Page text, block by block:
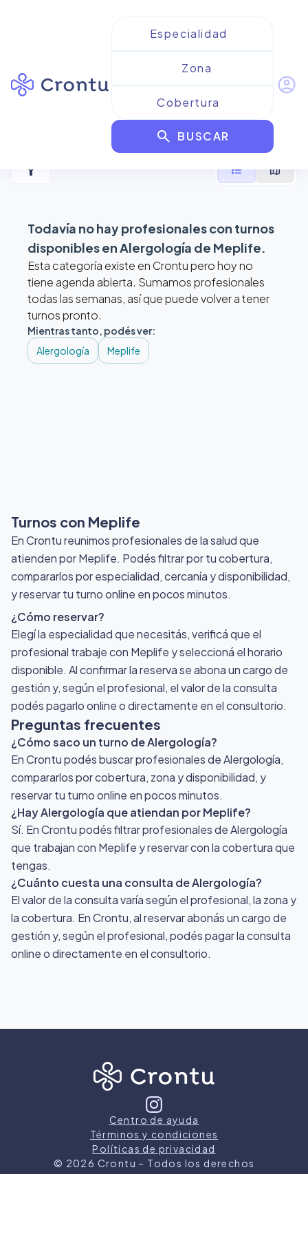
search BUSCAR
account_circle
Resultados paraAlergología
de Meplife
filter_alt format_list_bulleted map
Todavía no hay profesionales con turnos
disponibles enAlergología de Meplife.
Esta categoría existe en Crontu pero hoy no
tiene agenda abierta. Sumamos profesionales
todas las semanas, así que puede volver a tener
turnos pronto.
Mientras tanto, podés ver:
Alergología
Meplife
Turnos con Meplife
En Crontu reunimos profesionales de la salud que
atienden por Meplife. Podés filtrar por tu cobertura,
compararlos por especialidad, cercanía y disponibilidad,
y reservar tu turno online en pocos minutos.
¿Cómo reservar?
Elegí la especialidad que necesitás, verificá que el
profesional trabaje con Meplife y seleccioná el horario
disponible. Al confirmar la reserva se abona un cargo de
gestión y, según el profesional, el valor de la consulta
podés pagarlo online o directamente en el consultorio.
Preguntas frecuentes
¿Cómo saco un turno de Alergología?
En Crontu podés buscar profesionales de Alergología,
compararlos por cobertura, zona y disponibilidad, y
reservar tu turno online en pocos minutos.
¿Hay Alergología que atiendan por Meplife?
Sí. En Crontu podés filtrar profesionales de Alergología
que trabajan con Meplife y reservar con la cobertura que
tengas.
¿Cuánto cuesta una consulta de Alergología?
El valor de la consulta varía según el profesional, la zona y
la cobertura. En Crontu, al reservar abonás un cargo de
gestión y, según el profesional, podés pagar la consulta
online o directamente en el consultorio.
Centro de ayuda
Términos y condiciones
Políticas de privacidad
© 2026 Crontu – Todos los derechos
reservados